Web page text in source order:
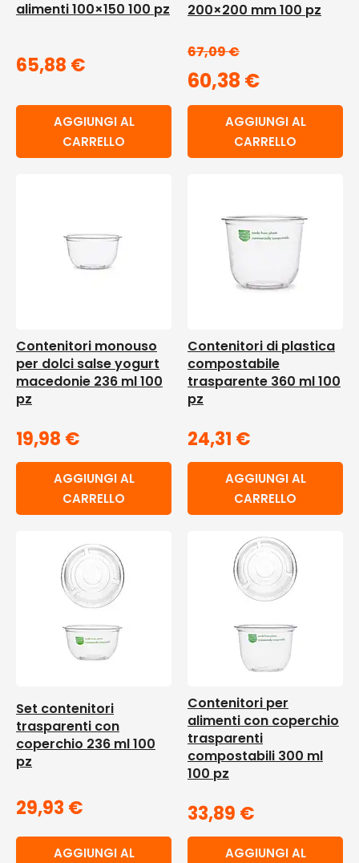
alimenti 100×150 100 pz
65,88 €
AGGIUNGI AL
CARRELLO
200×200 mm 100 pz
67,09€
60,38 €
AGGIUNGI AL
CARRELLO
Contenitori monouso
per dolci salse yogurt
macedonie 236 ml 100
pz
19,98 €
AGGIUNGI AL
CARRELLO
Contenitori di plastica
compostabile
trasparente 360 ml 100
pz
24,31 €
AGGIUNGI AL
CARRELLO
Set contenitori
trasparenti con
coperchio 236 ml 100
pz
29,93 €
AGGIUNGI AL
Contenitori per
alimenti con coperchio
trasparenti
compostabili 300 ml
100 pz
33,89 €
AGGIUNGI AL